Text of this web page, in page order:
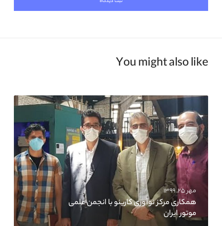
You might also like
مهر ۲۵, ۱۳۹۹
همکاری مرکز نوآوری کارینو با انجمن علمی
موتور ایران